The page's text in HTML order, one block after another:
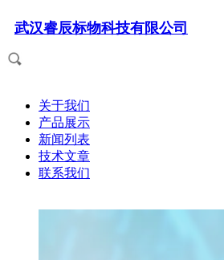
武汉睿辰标物科技有限公司
关于我们
产品展示
新闻列表
技术文章
联系我们